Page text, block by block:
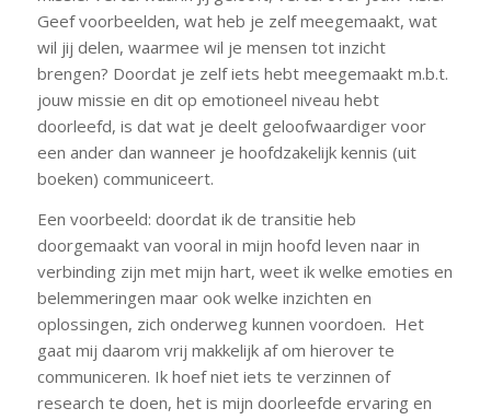
Geef voorbeelden, wat heb je zelf meegemaakt, wat
wil jij delen, waarmee wil je mensen tot inzicht
brengen? Doordat je zelf iets hebt meegemaakt m.b.t.
jouw missie en dit op emotioneel niveau hebt
doorleefd, is dat wat je deelt geloofwaardiger voor
een ander dan wanneer je hoofdzakelijk kennis (uit
boeken) communiceert.
Een voorbeeld: doordat ik de transitie heb
doorgemaakt van vooral in mijn hoofd leven naar in
verbinding zijn met mijn hart, weet ik welke emoties en
belemmeringen maar ook welke inzichten en
oplossingen, zich onderweg kunnen voordoen. Het
gaat mij daarom vrij makkelijk af om hierover te
communiceren. Ik hoef niet iets te verzinnen of
research te doen, het is mijn doorleefde ervaring en